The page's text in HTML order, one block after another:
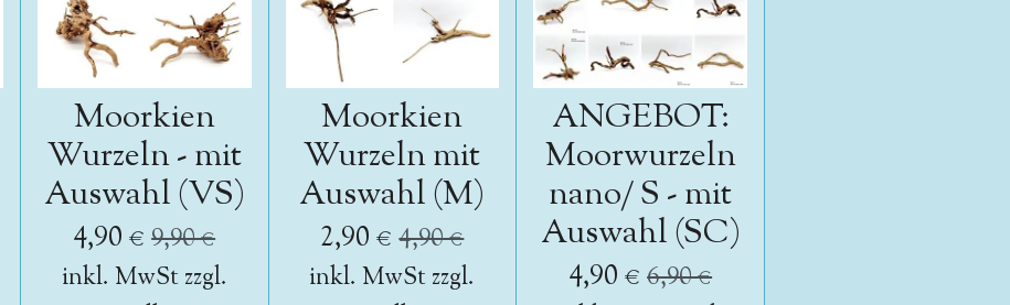
Moorkien
Wurzeln - mit
Auswahl (VS)
4,90 € 9,90 €
inkl. MwSt zzgl.
Moorkien
Wurzeln mit
Auswahl (M)
2,90 € 4,90 €
inkl. MwSt zzgl.
ANGEBOT:
Moorwurzeln
nano/ S - mit
Auswahl (SC)
4,90 € 6,90 €